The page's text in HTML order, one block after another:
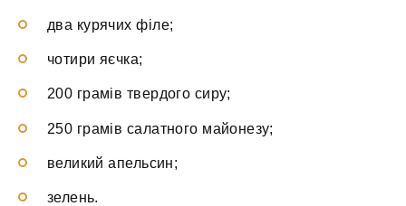
два курячих філе;
чотири яєчка;
200 грамів твердого сиру;
250 грамів салатного майонезу;
великий апельсин;
зелень.